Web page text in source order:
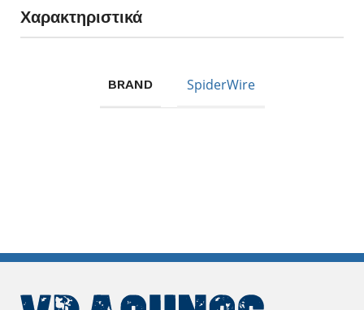
Transluscent
Χαρακτηριστικά
BRAND SpiderWire